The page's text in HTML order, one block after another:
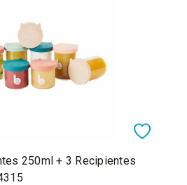
250ml + 3 Recipientes